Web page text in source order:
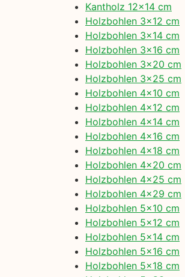
Kantholz 12×14 cm
Holzbohlen 3×12 cm
Holzbohlen 3×14 cm
Holzbohlen 3×16 cm
Holzbohlen 3×20 cm
Holzbohlen 3×25 cm
Holzbohlen 4×10 cm
Holzbohlen 4×12 cm
Holzbohlen 4×14 cm
Holzbohlen 4×16 cm
Holzbohlen 4×18 cm
Holzbohlen 4×20 cm
Holzbohlen 4×25 cm
Holzbohlen 4×29 cm
Holzbohlen 5×10 cm
Holzbohlen 5×12 cm
Holzbohlen 5×14 cm
Holzbohlen 5×16 cm
Holzbohlen 5×18 cm